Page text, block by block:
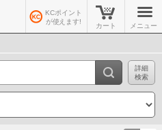
KCポイント
が使えます!
カート メニュー
詳細
検索